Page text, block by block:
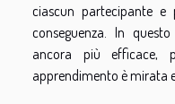
ciascun partecipante e
conseguenza. In
ancora più efficace,
apprendimento è mirata